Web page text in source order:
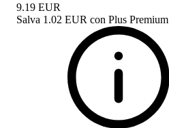
9.19 EUR
Salva 1.02 EUR con Plus Premium